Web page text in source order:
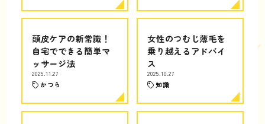
頭皮ケアの新常識！
自宅でできる簡単マ
ッサージ法
2025.11.27
かつら
女性のつむじ薄毛を
乗り越えるアドバイ
ス
2025.10.27
知識